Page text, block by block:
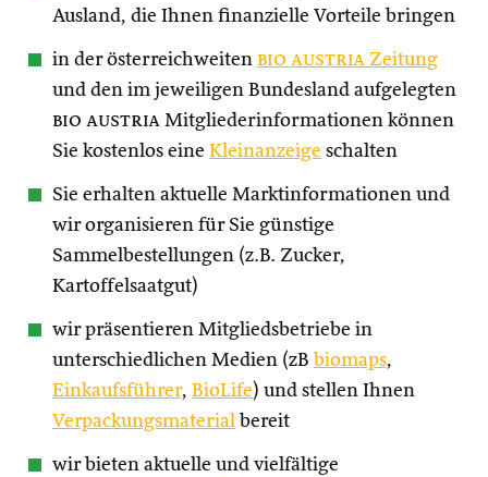
Ausland, die Ihnen finanzielle Vorteile bringen
in der österreichweiten bio austria Zeitung
und den im jeweiligen Bundesland aufgelegten
bio austria Mitgliederinformationen können
Sie kostenlos eine Kleinanzeige schalten
Sie erhalten aktuelle Marktinformationen und
wir organisieren für Sie günstige
Sammelbestellungen (z.B. Zucker,
Kartoffelsaatgut)
wir präsentieren Mitgliedsbetriebe in
unterschiedlichen Medien (zB biomaps,
Einkaufsführer, BioLife) und stellen Ihnen
Verpackungsmaterial bereit
wir bieten aktuelle und vielfältige